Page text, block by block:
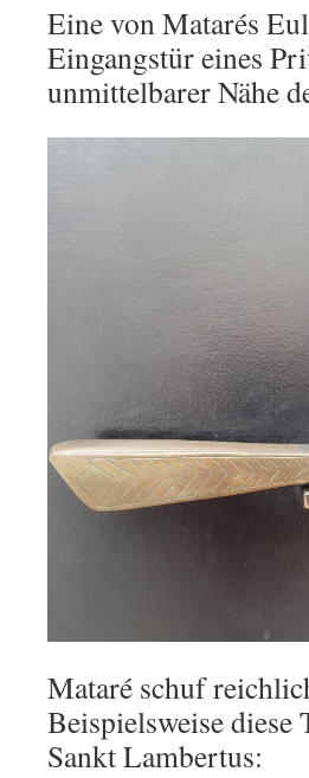
Eine von Matarés
Eingangstür eines
unmittelbarer Nähe
Mataré schuf
Beispielsweise
Sankt Lambertus: